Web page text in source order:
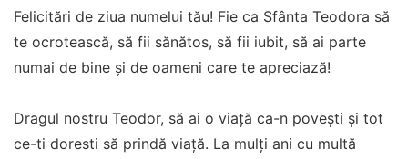
Felicitări de ziua numelui tău! Fie ca Sfânta Teodora să
te ocrotească, să fii sănătos, să fii iubit, să ai parte
numai de bine și de oameni care te apreciază!
Dragul nostru Teodor, să ai o viață ca-n povești și tot
ce-ti doresti să prindă viață. La mulți ani cu multă